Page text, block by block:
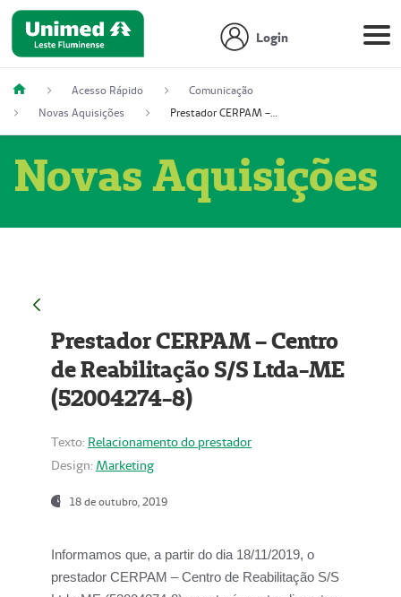
Login
Acesso Rápido
Comunicação
Novas Aquisições
Prestador CERPAM – Centro de Reabilitação S/S Ltda-ME (52004274-8)
Novas Aquisições
Prestador CERPAM – Centro
de Reabilitação S/S Ltda-ME
(52004274-8)
Texto: Relacionamento do prestador
Design: Marketing
18 de outubro, 2019
Informamos que, a partir do dia 18/11/2019, o
prestador CERPAM – Centro de Reabilitação S/S